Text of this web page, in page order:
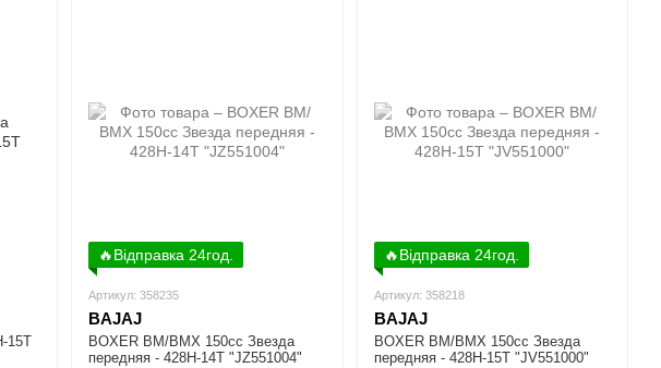
15T
🔥Відправка 24год.
Артикул: 358235
BAJAJ
BOXER BM/ВМX 150cc Звезда
передняя - 428H-14T "JZ551004"
🔥Відправка 24год.
Артикул: 358218
BAJAJ
BOXER BM/ВМX 150cc Звезда
передняя - 428H-15T "JV551000"